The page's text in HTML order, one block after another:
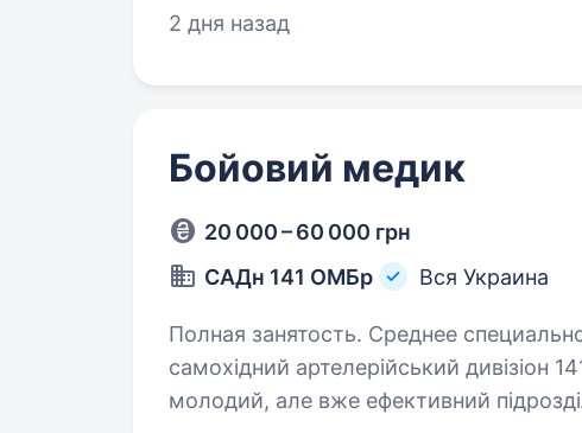
2 дня назад
Бойовий медик
20 000 – 60 000 грн
САДн 141 ОМБр
Вся Украина
Полная занятость. Среднее специальное
самохідний артелерійський дивізіон
молодий, але вже ефективний